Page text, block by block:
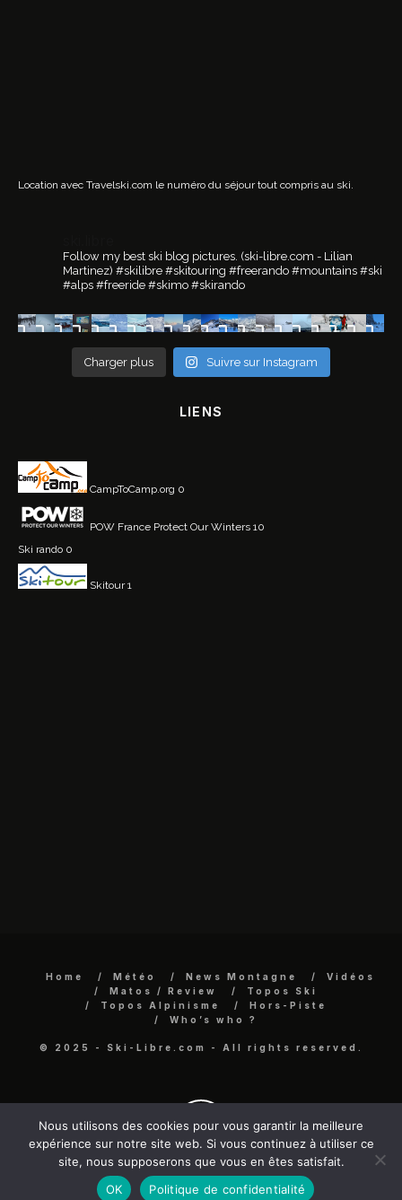
Location avec Travelski.com le numéro du séjour tout compris au ski.
Follow my best ski blog pictures. (ski-libre.com - Lilian
Martinez) #skilibre #skitouring #freerando #mountains #ski
#alps #freeride #skimo #skirando
Charger plus Suivre sur Instagram
LIENS
CampToCamp.org 0
POW France Protect Our Winters 10
Ski rando 0
Skitour1
Home Météo News Montagne
Vidéos
Matos / Review
Topos Ski
Topos Alpinisme
Hors-Piste
Who’s who ?
© 2025 - Ski-Libre.com - All rights reserved.
Nous utilisons des cookies pour vous garantir la meilleure
expérience sur notre site web. Si vous continuez à utiliser ce
site, nous supposerons que vous en êtes satisfait.
OK
Politique de confidentialité